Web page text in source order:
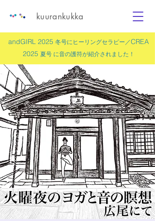
andGIRL 2025 冬号にヒーリングセラピー／CREA
2025 夏号 に音の護符が紹介されました！
kuurankukka